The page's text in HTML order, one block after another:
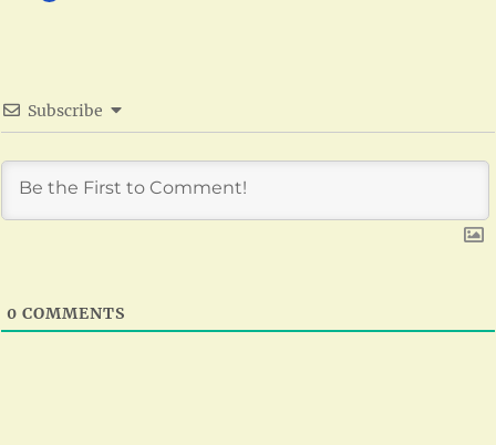
Subscribe
0 COMMENTS